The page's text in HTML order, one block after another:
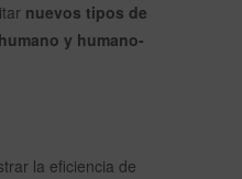
nuevos tipos de
y humano-
la eficiencia de